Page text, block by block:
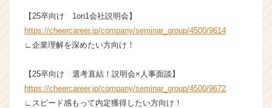
【25卒向け 1on1会社説明会】
https://cheercareer.jp/company/seminar_group/4500/9614
∟企業理解を深めたい方向け！
【25卒向け 選考直結！説明会×人事面談】
https://cheercareer.jp/company/seminar_group/4500/9672
∟スピード感もって内定獲得したい方向け！